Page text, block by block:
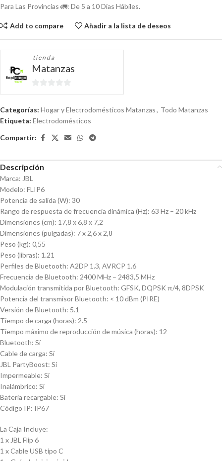
Para Las Provincias 🚛: De 5 a 10 Días Hábiles.
Add to compare Añadir a la lista de deseos
tienda
Matanzas
0
Categorías: Hogar y Electrodomésticos Matanzas, Todo Matanzas
Etiqueta: Electrodomésticos
Compartir:
Descripción
Marca: JBL
Modelo: FLIP6
Potencia de salida (W): 30
Rango de respuesta de frecuencia dinámica (Hz): 63 Hz – 20 kHz
Dimensiones (cm): 17,8 x 6,8 x 7,2
Dimensiones (pulgadas): 7 x 2,6 x 2,8
Peso (kg): 0,55
Peso (libras): 1.21
Perfiles de Bluetooth: A2DP 1.3, AVRCP 1.6
Frecuencia de Bluetooth: 2400 MHz – 2483,5 MHz
Modulación transmitida por Bluetooth: GFSK, DQPSK π/4, 8DPSK
Potencia del transmisor Bluetooth: < 10 dBm (PIRE)
Versión de Bluetooth: 5.1
Tiempo de carga (horas): 2.5
Tiempo máximo de reproducción de música (horas): 12
Bluetooth: Sí
Cable de carga: Sí
JBL PartyBoost: Sí
Impermeable: Sí
Inalámbrico: Sí
Batería recargable: Sí
Código IP: IP67
La Caja Incluye:
1 x JBL Flip 6
1 x Cable USB tipo C